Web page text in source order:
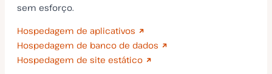
sem esforço.
Hospedagem de aplicativos
Hospedagem de banco de dados
Hospedagem de site estático